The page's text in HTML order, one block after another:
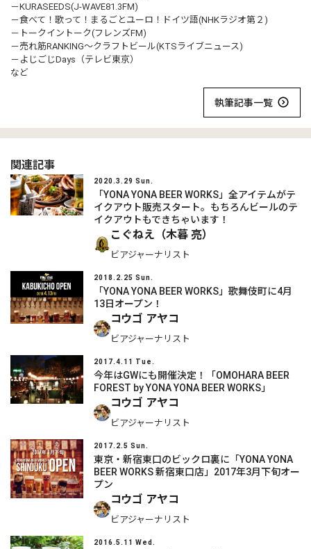
－KURASEEDS(J-WAVE81.3FM)
－食べて！歌って！まるごとユーロ！ドイツ語(NHKラジオ第２)
－トークイントーク(フレンズFM)
－売れ筋RANKING～クラフトビール(KTSライブニュース)
－よじごじDays（テレビ東京）
など
執筆記事一覧
関連記事
2020.3.29 Sun.
「YONA YONA BEER WORKS」全アイテムがテ
イクアウト販売スタート。もちろんビールのテ
イクアウトもできちゃいます！
こぐねえ（木暮 亮）
ビアジャーナリスト
2018.2.25 Sun.
「YONA YONA BEER WORKS」歌舞伎町に4月
13日オープン！
コウゴ アヤコ
ビアジャーナリスト
2017.4.11 Tue.
今年はGWにも開催決定！「OMOHARA BEER
FOREST by YONA YONA BEER WORKS」
コウゴ アヤコ
ビアジャーナリスト
2017.2.5 Sun.
東京・新宿東口のビックロ裏に「YONA YONA
BEER WORKS 新宿東口店」2017年3月下旬オー
プン
コウゴ アヤコ
ビアジャーナリスト
2016.5.11 Wed.